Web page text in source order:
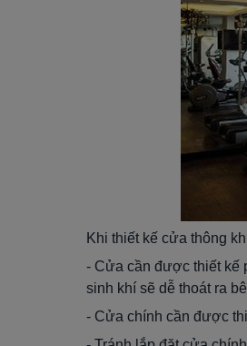
Khi thiết kế cửa thông
- Cửa cần được thiết kế
sinh khí sẽ dễ thoát ra
- Cửa chính cần được